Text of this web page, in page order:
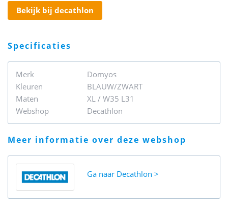
bekijk bij decathlon
specificaties
Merk
Domyos
Kleuren
BLAUW/ZWART
Maten
XL / W35 L31
Webshop
Decathlon
meer informatie over deze webshop
Ga naar Decathlon